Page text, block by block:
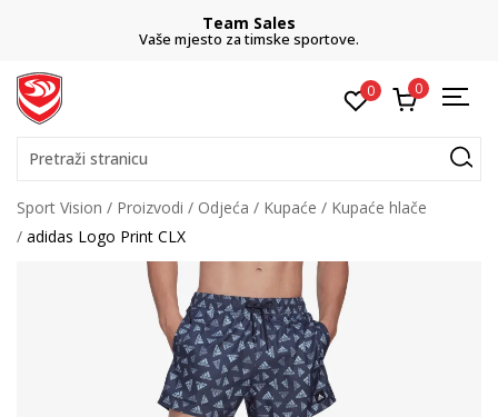
Team Sales
Vaše mjesto za timske sportove.
0 0
Pretraži stranicu
Sport Vision Proizvodi Odjeća Kupaće
Kupaće hlače
adidas Logo Print CLX